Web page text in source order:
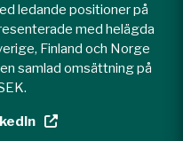
ledande positioner på
med helägda
Finland och Norge
samlad omsättning på